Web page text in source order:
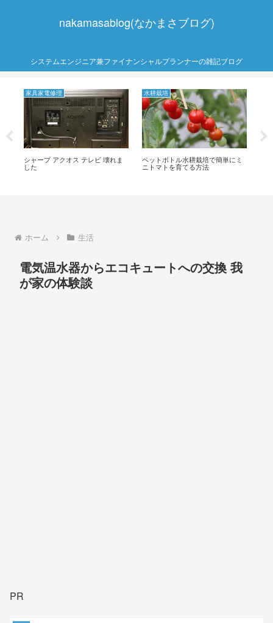
nakamasablog(なかまさブログ)
システムエンジニア兼ファイナンシャルプランナーの雑記ブログ
家具家電修理
シャープ アクオス テレビ 壊れま
した
水耕栽培
ペットボトル水耕栽培で簡単にミ
ニトマトを育てる方法
ホーム 生活
電気温水器からエコキュートへの交換 我
が家の体験談
PR